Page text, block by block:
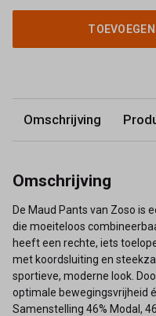
Omschrijving
Omschrijving
De Maud Pants van Zoso is
die moeiteloos
heeft een rechte, iets
met koordsluiting en
sportieve, moderne look.
optimale bewegingsvrijheid
Samenstelling 46% Modal,